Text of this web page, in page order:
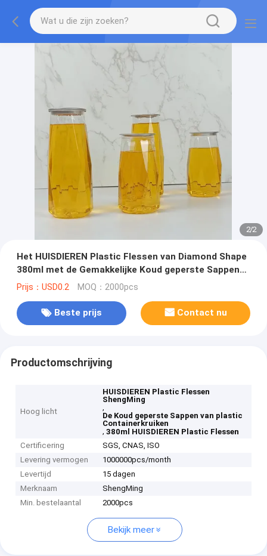
2/2
Het HUISDIEREN Plastic Flessen van Diamond Shape
380ml met de Gemakkelijke Koud geperste Sappen
van de Trekkrachtdekking
Prijs：USD0.2 MOQ：2000pcs
Beste prijs Contact nu
Productomschrijving
Hoog licht
HUISDIEREN Plastic Flessen
ShengMing
,
De Koud geperste Sappen van plastic
Containerkruiken
,380ml HUISDIEREN Plastic Flessen
Certificering
SGS, CNAS, ISO
Levering vermogen
1000000pcs/month
Levertijd
15 dagen
Merknaam
ShengMing
Min. bestelaantal
2000pcs
Bekijk meer